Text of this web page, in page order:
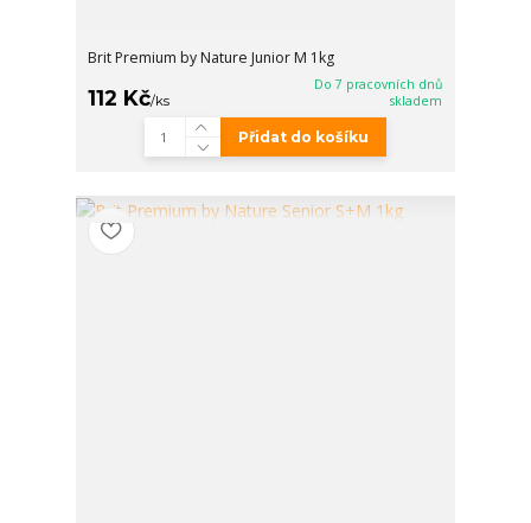
Brit Premium by Nature Junior M 1kg
112 Kč/ks
Do 7 pracovních dnů
skladem
Přidat do košíku